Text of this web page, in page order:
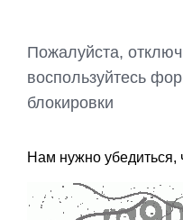
Пожалуйста,
воспользуйтесь
блокировки
Нам нужно убедиться,